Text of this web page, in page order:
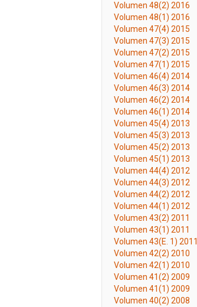
Volumen 48(2) 2016
Volumen 48(1) 2016
Volumen 47(4) 2015
Volumen 47(3) 2015
Volumen 47(2) 2015
Volumen 47(1) 2015
Volumen 46(4) 2014
Volumen 46(3) 2014
Volumen 46(2) 2014
Volumen 46(1) 2014
Volumen 45(4) 2013
Volumen 45(3) 2013
Volumen 45(2) 2013
Volumen 45(1) 2013
Volumen 44(4) 2012
Volumen 44(3) 2012
Volumen 44(2) 2012
Volumen 44(1) 2012
Volumen 43(2) 2011
Volumen 43(1) 2011
Volumen 43(E. 1) 2011
Volumen 42(2) 2010
Volumen 42(1) 2010
Volumen 41(2) 2009
Volumen 41(1) 2009
Volumen 40(2) 2008